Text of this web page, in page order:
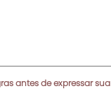
antes de expressar sua